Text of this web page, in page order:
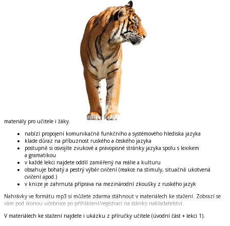
materiály pro učitele i žáky.
nabízí propojení komunikačně funkčního a systémového hlediska jazyka
klade důraz na příbuznost ruského a českého jazyka
postupně si osvojíte zvukové a pravopisné stránky jazyka spolu s lexikem
a gramatikou
v každé lekci najdete oddíl zaměřený na reálie a kulturu
obsahuje bohatý a pestrý výběr cvičení (reakce na stimuly, situačně ukotvená
cvičení apod.)
v knize je zahrnuta příprava na mezinárodní zkoušky z ruského jazyk
Nahrávky ve formátu mp3 si můžete zdarma stáhnout v materiálech ke stažení. Zobrazí se
vám pod ikonou učebnice po přihlášení/registraci na stánky nakladatelství.
V materiálech ke stažení najdete i ukázku z příručky učitele (úvodní část + lekci 1).